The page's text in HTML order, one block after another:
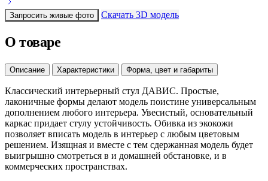
Запросить живые фото Скачать 3D модель
О товаре
Описание Характеристики Форма, цвет и габариты
Классический интерьерный стул ДАВИС. Простые,
лаконичные формы делают модель поистине универсальным
дополнением любого интерьера. Увесистый, основательный
каркас придает стулу устойчивость. Обивка из экокожи
позволяет вписать модель в интерьер с любым цветовым
решением. Изящная и вместе с тем сдержанная модель будет
выигрышно смотреться в и домашней обстановке, и в
коммерческих пространствах.